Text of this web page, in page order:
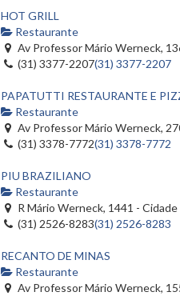
HOT GRILL
Restaurante
Av Professor Mário Werneck,
(31) 3377-2207(31) 3377-2207
PAPATUTTI RESTAURANTE E
Restaurante
Av Professor Mário Werneck,
(31) 3378-7772(31) 3378-7772
PIU BRAZILIANO
Restaurante
R Mário Werneck, 1441 -
(31) 2526-8283(31) 2526-8283
RECANTO DE MINAS
Restaurante
Av Professor Mário Werneck,